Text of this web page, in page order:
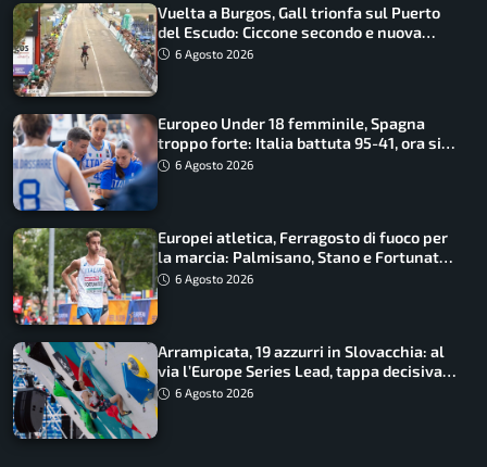
Vuelta a Burgos, Gall trionfa sul Puerto
del Escudo: Ciccone secondo e nuova
maglia di leader
6 Agosto 2026
Europeo Under 18 femminile, Spagna
troppo forte: Italia battuta 95-41, ora si
gioca il Mondiale
6 Agosto 2026
Europei atletica, Ferragosto di fuoco per
la marcia: Palmisano, Stano e Fortunato
guidano l’Italia
6 Agosto 2026
Arrampicata, 19 azzurri in Slovacchia: al
via l’Europe Series Lead, tappa decisiva
per la Speed
6 Agosto 2026